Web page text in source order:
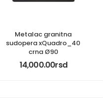
Metalac granitna
sudopera xQuadro_40
crna Ø90
14,000.00rsd